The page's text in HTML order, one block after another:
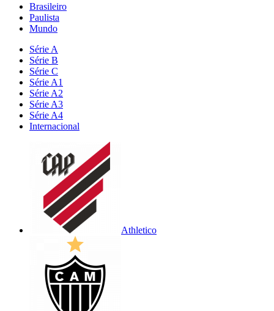
Brasileiro
Paulista
Mundo
Série A
Série B
Série C
Série A1
Série A2
Série A3
Série A4
Internacional
Athletico